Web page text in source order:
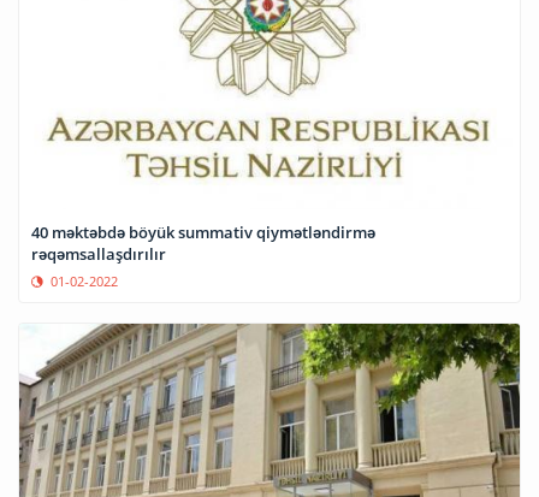
40 məktəbdə böyük summativ qiymətləndirmə
rəqəmsallaşdırılır
01-02-2022